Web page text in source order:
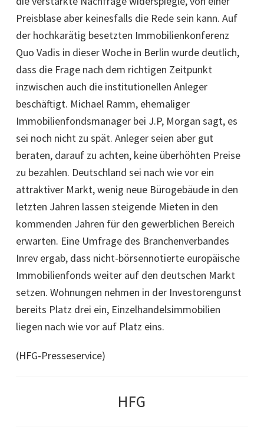
Preisblase aber keinesfalls die Rede sein kann. Auf
der hochkarätig besetzten Immobilienkonferenz
Quo Vadis in dieser Woche in Berlin wurde deutlich,
dass die Frage nach dem richtigen Zeitpunkt
inzwischen auch die institutionellen Anleger
beschäftigt. Michael Ramm, ehemaliger
Immobilienfondsmanager bei J.P, Morgan sagt, es
sei noch nicht zu spät. Anleger seien aber gut
beraten, darauf zu achten, keine überhöhten Preise
zu bezahlen. Deutschland sei nach wie vor ein
attraktiver Markt, wenig neue Bürogebäude in den
letzten Jahren lassen steigende Mieten in den
kommenden Jahren für den gewerblichen Bereich
erwarten. Eine Umfrage des Branchenverbandes
Inrev ergab, dass nicht-börsennotierte europäische
Immobilienfonds weiter auf den deutschen Markt
setzen. Wohnungen nehmen in der Investorengunst
bereits Platz drei ein, Einzelhandelsimmobilien
liegen nach wie vor auf Platz eins.
(HFG-Presseservice)
HFG